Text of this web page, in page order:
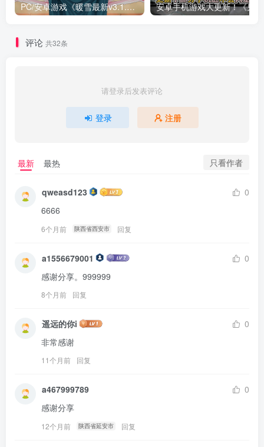
PC/安卓游戏《暖雪最新v3.1.0.1》终业DLC整合版！
评论 共32条
请登录后发表评论
登录 注册
最新 最热 只看作者
qweasd123
0
6666
6个月前 陕西省西安市 回复
a1556679001
0
感谢分享。999999
8个月前 回复
遥远的你i
0
非常感谢
11个月前 回复
a467999789
0
感谢分享
12个月前 陕西省延安市 回复